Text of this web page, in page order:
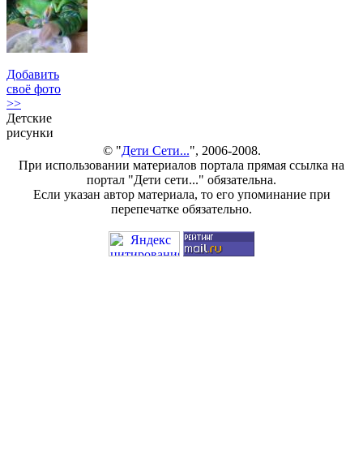
Добавить
своё фото
>>
Детские
рисунки
© "Дети Сети...", 2006-2008.
При использовании материалов портала прямая ссылка на
портал "Дети сети..." обязательна.
Если указан автор материала, то его упоминание при
перепечатке обязательно.